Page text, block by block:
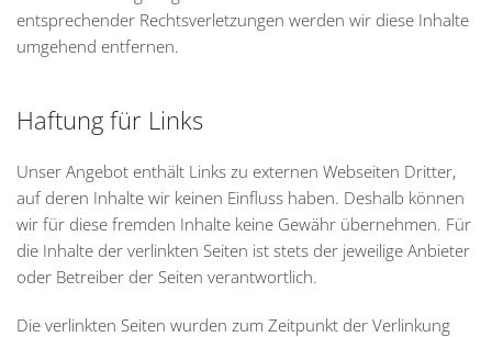
entsprechender Rechtsverletzungen werden wir diese Inhalte
umgehend entfernen.
Haftung für Links
Unser Angebot enthält Links zu externen Webseiten Dritter,
auf deren Inhalte wir keinen Einfluss haben. Deshalb können
wir für diese fremden Inhalte keine Gewähr übernehmen. Für
die Inhalte der verlinkten Seiten ist stets der jeweilige Anbieter
oder Betreiber der Seiten verantwortlich.
Die verlinkten Seiten wurden zum Zeitpunkt der Verlinkung